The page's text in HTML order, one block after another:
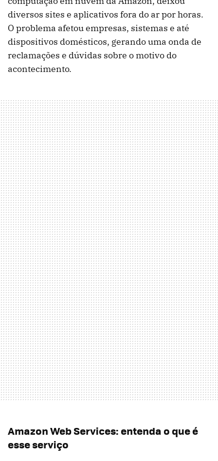
diversos sites e aplicativos fora do ar por horas.
O problema afetou empresas, sistemas e até
dispositivos domésticos, gerando uma onda de
reclamações e dúvidas sobre o motivo do
acontecimento.
Amazon Web Services: entenda o que é
esse serviço